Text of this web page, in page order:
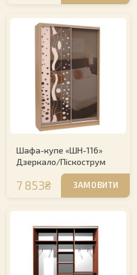
Шафа-купе «ШН-116»
Дзеркало/Піскострум
7 853₴ ЗАМОВИТИ